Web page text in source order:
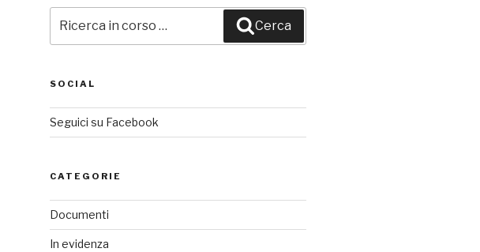
Cerca
SOCIAL
Seguici su Facebook
CATEGORIE
Documenti
In evidenza